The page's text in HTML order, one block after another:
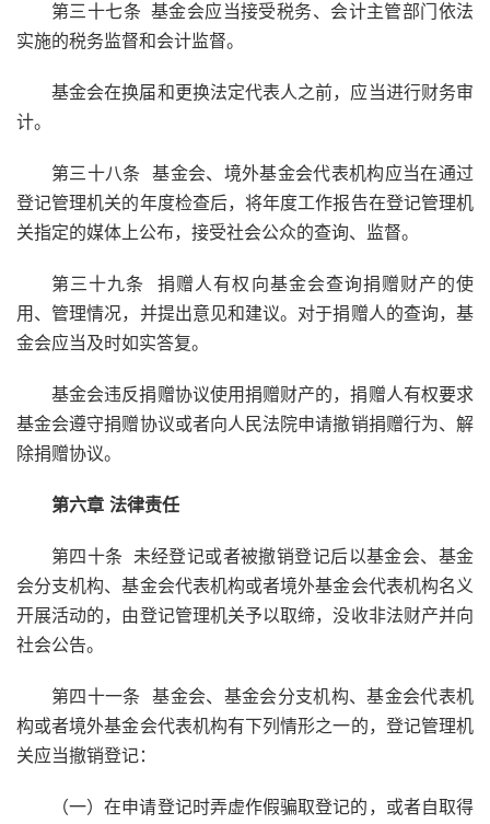
第三十七条 基金会应当接受税务、会计主管部门依法
实施的税务监督和会计监督。
基金会在换届和更换法定代表人之前，应当进行财务审
计。
第三十八条 基金会、境外基金会代表机构应当在通过
登记管理机关的年度检查后，将年度工作报告在登记管理机
关指定的媒体上公布，接受社会公众的查询、监督。
第三十九条 捐赠人有权向基金会查询捐赠财产的使
用、管理情况，并提出意见和建议。对于捐赠人的查询，基
金会应当及时如实答复。
基金会违反捐赠协议使用捐赠财产的，捐赠人有权要求
基金会遵守捐赠协议或者向人民法院申请撤销捐赠行为、解
除捐赠协议。
第六章 法律责任
第四十条 未经登记或者被撤销登记后以基金会、基金
会分支机构、基金会代表机构或者境外基金会代表机构名义
开展活动的，由登记管理机关予以取缔，没收非法财产并向
社会公告。
第四十一条 基金会、基金会分支机构、基金会代表机
构或者境外基金会代表机构有下列情形之一的，登记管理机
关应当撤销登记：
（一）在申请登记时弄虚作假骗取登记的，或者自取得